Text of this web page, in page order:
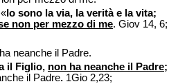
Io sono la via, la verità e la vita;
non per mezzo di me. Giov 14, 6;
neanche il Padre.
il Figlio, non ha neanche il Padre;
il Padre. 1Gio 2,23;